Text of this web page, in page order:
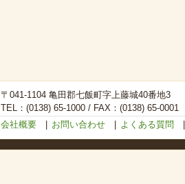
〒041-1104 亀田郡七飯町字上藤城40番地3
TEL：(0138) 65-1000 / FAX：(0138) 65-0001
会社概要| お問い合わせ| よくある質問